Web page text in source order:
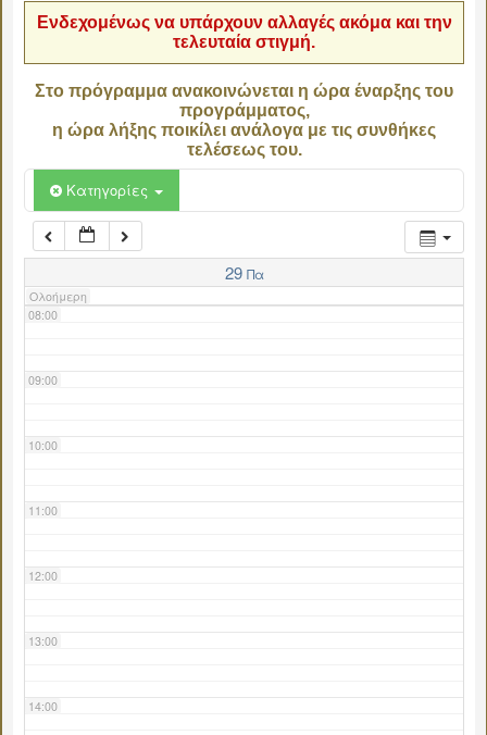
Ενδεχομένως να υπάρχουν αλλαγές ακόμα και την
τελευταία στιγμή.
Στο πρόγραμμα ανακοινώνεται η ώρα έναρξης του
προγράμματος,
η ώρα λήξης ποικίλει ανάλογα με τις συνθήκες
τελέσεως του.
Κατηγορίες
29 Πα
Ολοήμερη
06:00
07:00
08:00
09:00
10:00
11:00
12:00
13:00
14:00